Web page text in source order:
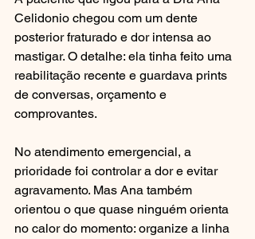
Celidonio chegou com um dente
posterior fraturado e dor intensa ao
mastigar. O detalhe: ela tinha feito uma
reabilitação recente e guardava prints
de conversas, orçamento e
comprovantes.
No atendimento emergencial, a
prioridade foi controlar a dor e evitar
agravamento. Mas Ana também
orientou o que quase ninguém orienta
no calor do momento: organize a linha